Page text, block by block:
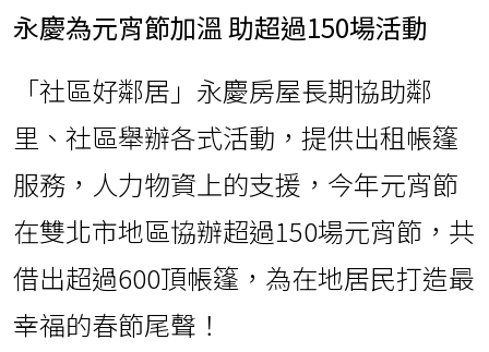
永慶為元宵節加溫 助超過150場活動
「社區好鄰居」永慶房屋長期協助鄰
里、社區舉辦各式活動，提供出租帳篷
服務，人力物資上的支援，今年元宵節
在雙北市地區協辦超過150場元宵節，共
借出超過600頂帳篷，為在地居民打造最
幸福的春節尾聲！